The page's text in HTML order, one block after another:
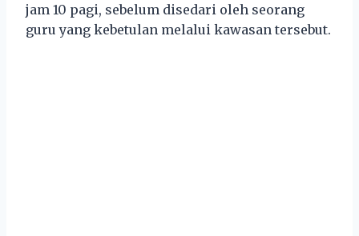
jam 10 pagi, sebelum disedari oleh seorang
guru yang kebetulan melalui kawasan tersebut.